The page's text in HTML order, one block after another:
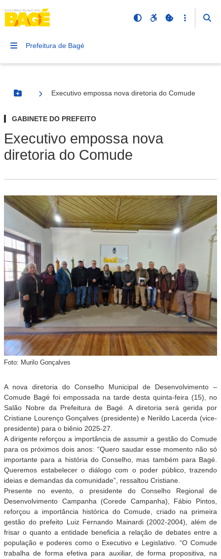
Prefeitura de Bagé
Botão Menu
Executivo empossa nova diretoria do Comude
GABINETE DO PREFEITO
Executivo empossa nova
diretoria do Comude
Foto: Murilo Gonçalves
A nova diretoria do Conselho Municipal de Desenvolvimento –
Comude Bagé foi empossada na tarde desta quinta-feira (15), no
Salão Nobre da Prefeitura de Bagé. A diretoria será gerida por
Cristiane Lourenço Gonçalves (presidente) e Nerildo Lacerda (vice-
presidente) para o biênio 2025-27.
A dirigente reforçou a importância de assumir a gestão do Comude
para os próximos dois anos: “Quero saudar esse momento não só
importante para a história do Conselho, mas também para Bagé.
Queremos estabelecer o diálogo com o poder público, trazendo
ideias e demandas da comunidade”, ressaltou Cristiane.
Presente no evento, o presidente do Conselho Regional de
Desenvolvimento Campanha (Corede Campanha), Fábio Pintos,
reforçou a importância histórica do Comude, criado na primeira
gestão do prefeito Luiz Fernando Mainardi (2002-2004), além de
frisar o quanto a entidade beneficia a relação de debates entre a
população e poderes como o Executivo e Legislativo. “O Comude
trabalha de forma efetiva para auxiliar, de forma propositiva, na